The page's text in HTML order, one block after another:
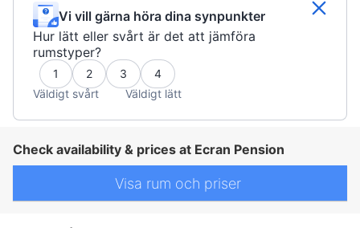
Vi vill gärna höra dina synpunkter
Hur lätt eller svårt är det att jämföra
rumstyper?
1 2 3
4
Väldigt svårt
Väldigt lätt
Check availability & prices at Ecran Pension
Visa rum och priser